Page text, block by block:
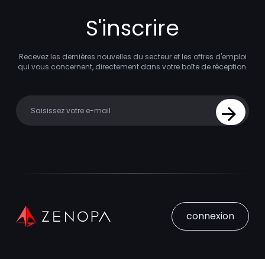
S'inscrire
Recevez les dernières nouvelles du secteur et les offres d'emploi
qui vous concernent, directement dans votre boîte de réception.
Sign Up
connexion